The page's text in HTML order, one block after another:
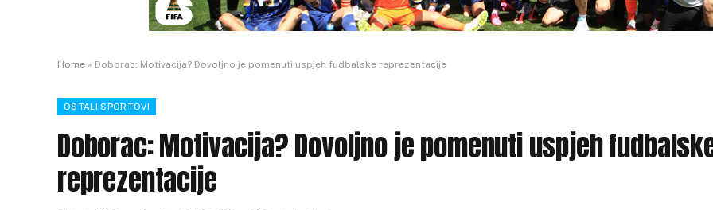
Home » Doborac: Motivacija? Dovoljno je pomenuti uspjeh fudbalske reprezentacije
OSTALI SPORTOVI
Doborac: Motivacija? Dovoljno je pomenuti uspjeh
reprezentacije